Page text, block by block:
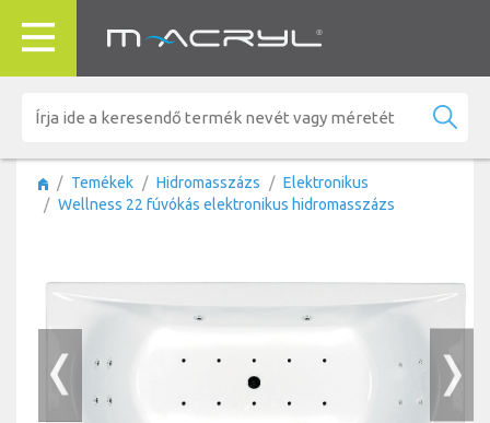
Temékek Hidromasszázs
Elektronikus
Wellness 22 fúvókás elektronikus hidromasszázs